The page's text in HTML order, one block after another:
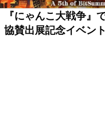
『にゃんこ大戦争』
協賛出展記念イベン